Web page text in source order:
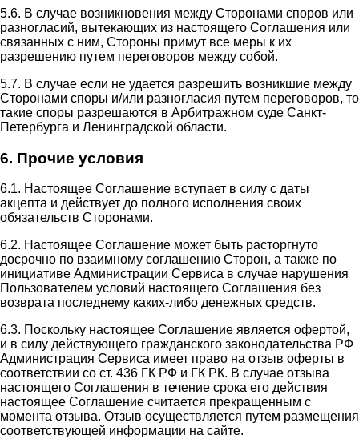
5.6. В случае возникновения между Сторонами споров или
разногласий, вытекающих из настоящего Соглашения или
связанных с ним, Стороны примут все меры к их
разрешению путем переговоров между собой.
5.7. В случае если не удается разрешить возникшие между
Сторонами споры и/или разногласия путем переговоров, то
такие споры разрешаются в Арбитражном суде Санкт-
Петербурга и Ленинградской области.
6. Прочие условия
6.1. Настоящее Соглашение вступает в силу с даты
акцепта и действует до полного исполнения своих
обязательств Сторонами.
6.2. Настоящее Соглашение может быть расторгнуто
досрочно по взаимному соглашению Сторон, а также по
инициативе Администрации Сервиса в случае нарушения
Пользователем условий настоящего Соглашения без
возврата последнему каких-либо денежных средств.
6.3. Поскольку настоящее Соглашение является офертой,
и в силу действующего гражданского законодательства РФ
Администрация Сервиса имеет право на отзыв оферты в
соответствии со ст. 436 ГК РФ и ГК РК. В случае отзыва
настоящего Соглашения в течение срока его действия
настоящее Соглашение считается прекращенным с
момента отзыва. Отзыв осуществляется путем размещения
соответствующей информации на сайте.